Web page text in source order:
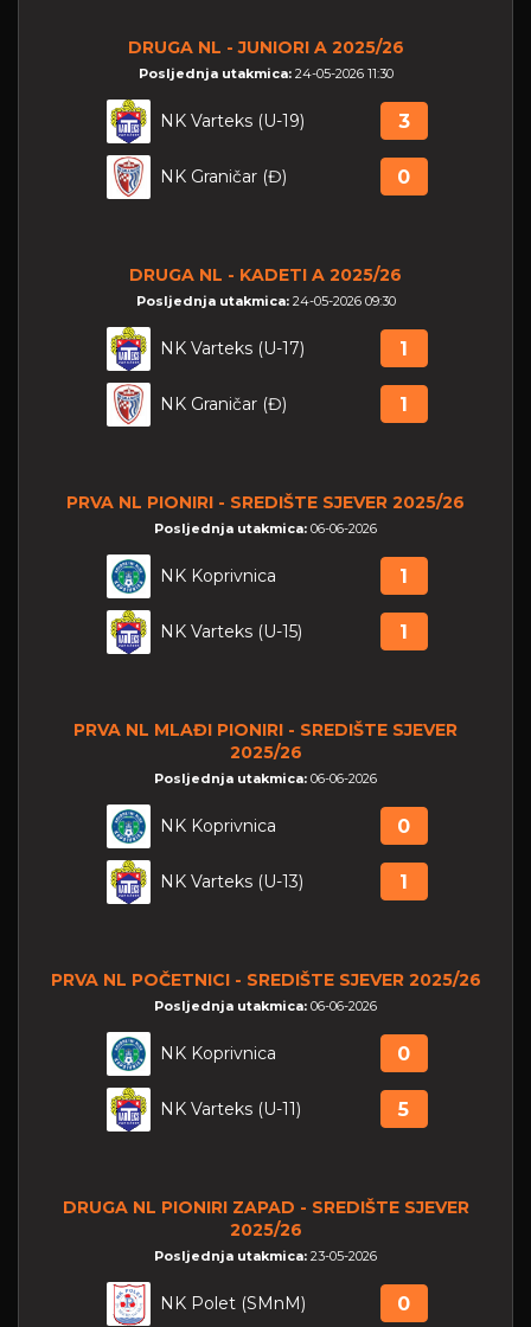
DRUGA NL - JUNIORI A 2025/26
Posljednja utakmica: 24-05-2026 11:30
NK Varteks (U-19) 3
NK Graničar (Đ) 0
DRUGA NL - KADETI A 2025/26
Posljednja utakmica: 24-05-2026 09:30
NK Varteks (U-17) 1
NK Graničar (Đ) 1
PRVA NL PIONIRI - SREDIŠTE SJEVER 2025/26
Posljednja utakmica: 06-06-2026
NK Koprivnica 1
NK Varteks (U-15) 1
PRVA NL MLAĐI PIONIRI - SREDIŠTE SJEVER
2025/26
Posljednja utakmica: 06-06-2026
NK Koprivnica 0
NK Varteks (U-13) 1
PRVA NL POČETNICI - SREDIŠTE SJEVER 2025/26
Posljednja utakmica: 06-06-2026
NK Koprivnica 0
NK Varteks (U-11) 5
DRUGA NL PIONIRI ZAPAD - SREDIŠTE SJEVER
2025/26
Posljednja utakmica: 23-05-2026
NK Polet (SMnM) 0